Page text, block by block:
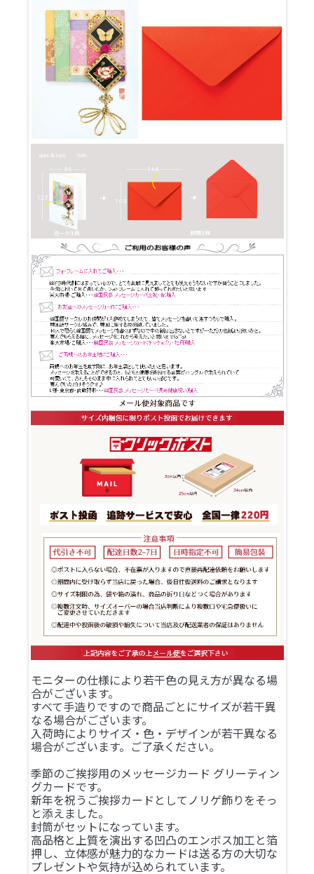
モニターの仕様により若干色の見え方が異なる場
合がございます。
すべて手造りですので商品ごとにサイズが若干異
なる場合がございます。
入荷時によりサイズ・色・デザインが若干異なる
場合がございます。ご了承ください。
季節のご挨拶用のメッセージカード グリーティン
グカードです。
新年を祝うご挨拶カードとしてノリゲ飾りをそっ
と添えました。
封筒がセットになっています。
高品格と上質を演出する凹凸のエンボス加工と箔
押し、立体感が魅力的なカードは送る方の大切な
プレゼントや気持が込められています。